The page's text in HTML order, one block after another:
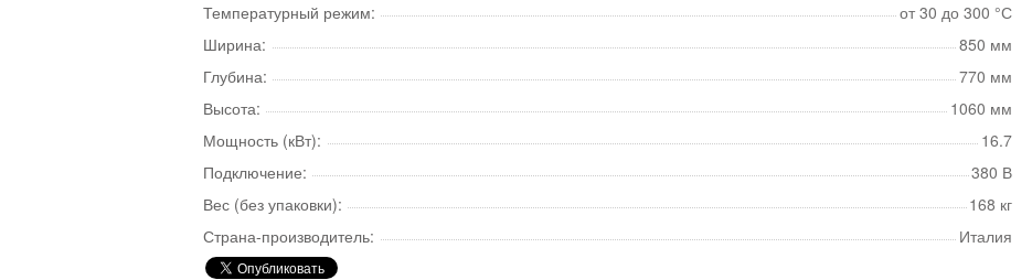
Температурный режим:
от 30 до 300 °С
Ширина:
850 мм
Глубина:
770 мм
Высота:
1060 мм
Мощность (кВт):
16.7
Подключение:
380 В
Вес (без упаковки):
168 кг
Страна-производитель:
Италия